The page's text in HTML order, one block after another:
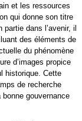
et les ressources
qui donne son titre
dans l’avenir, il
des éléments de
du phénomène
d’images propice
historique. Cette
de recherche
gouvernance